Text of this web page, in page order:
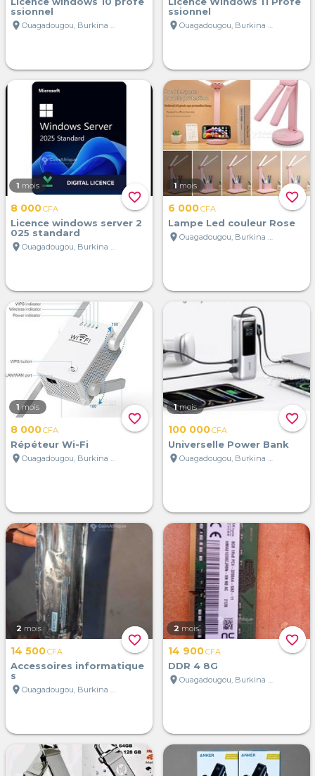
ssionnel
location_on
Ouagadougou, Burkina Faso
ssionnel
location_on
Ouagadougou, Burkina Faso
favorite_border
1 mois
8 000CFA
Licence windows server 2
025 standard
location_on
Ouagadougou, Burkina Faso
favorite_border
1 mois
6 000CFA
Lampe Led couleur Rose
location_on
Ouagadougou, Burkina Faso
favorite_border
1 mois
8 000CFA
Répéteur Wi-Fi
location_on
Ouagadougou, Burkina Faso
favorite_border
1 mois
100 000CFA
Universelle Power Bank
location_on
Ouagadougou, Burkina Faso
favorite_border
2 mois
14 500CFA
Accessoires informatique
s
location_on
Ouagadougou, Burkina Faso
favorite_border
2 mois
14 900CFA
DDR 4 8G
location_on
Ouagadougou, Burkina Faso